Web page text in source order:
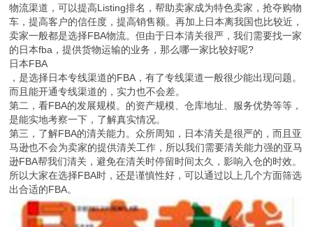
物流渠道，可以提高Listing排名，帮助卖家成为特色卖家，抢夺购物
车，提高客户的信任度，提高销售额。再加上日本离我国也比较近，
卖家一般都是选择FBA物流。但由于日本清关很严，我们需要找一家
的日本fba，提供货物运输的业务，那么哪一家比较好呢?
日本FBA
，是选择日本专线渠道的FBA，有了专线渠道一般很少能出现问题。
而且能开通专线渠道的，实力也不会差。
第二，看FBA的发展规模。的资产规模、仓库地址、服务优势等等，
是能实地考察一下，了解真实情况。
第三，了解FBA的清关能力。众所周知，日本清关是很严的，而且亚
马逊也不会为卖家的提供清关工作，所以我们需要清关能力强的亚马
逊FBA帮我们清关，避免在清关时停留时间太久，影响入仓的时效。
所以大家在选择FBA时，还是谨慎性好，可以通过以上几个方面筛选
出合适的FBA。